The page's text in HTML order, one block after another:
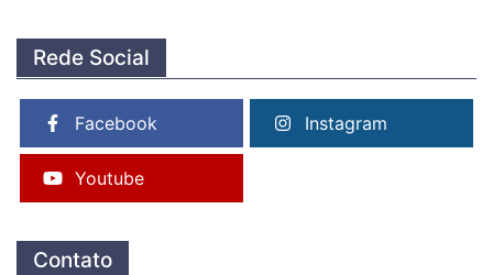
Rede Social
Facebook Instagram
Youtube
Contato